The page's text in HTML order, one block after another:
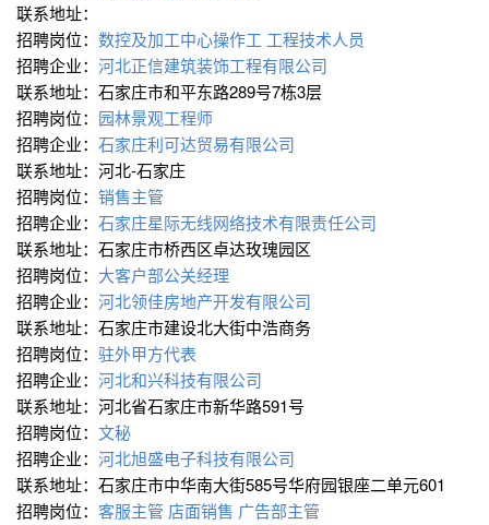
联系地址：
招聘岗位： 数控及加工中心操作工 工程技术人员
招聘企业： 河北正信建筑装饰工程有限公司
联系地址：石家庄市和平东路289号7栋3层
招聘岗位： 园林景观工程师
招聘企业： 石家庄利可达贸易有限公司
联系地址：河北-石家庄
招聘岗位： 销售主管
招聘企业： 石家庄星际无线网络技术有限责任公司
联系地址：石家庄市桥西区卓达玫瑰园区
招聘岗位： 大客户部公关经理
招聘企业： 河北领佳房地产开发有限公司
联系地址：石家庄市建设北大街中浩商务
招聘岗位： 驻外甲方代表
招聘企业： 河北和兴科技有限公司
联系地址：河北省石家庄市新华路591号
招聘岗位： 文秘
招聘企业： 河北旭盛电子科技有限公司
联系地址：石家庄市中华南大街585号华府园银座二单元601
招聘岗位： 客服主管 店面销售 广告部主管